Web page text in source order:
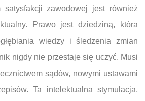
satysfakcji zawodowej jest również
Prawo jest dziedziną, która
wiedzy i śledzenia zmian
nigdy nie przestaje się uczyć. Musi
sądów, nowymi ustawami
Ta intelektualna stymulacja,